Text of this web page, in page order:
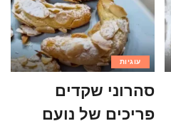
עוגיות
סהרוני שקדים
פריכים של נועם